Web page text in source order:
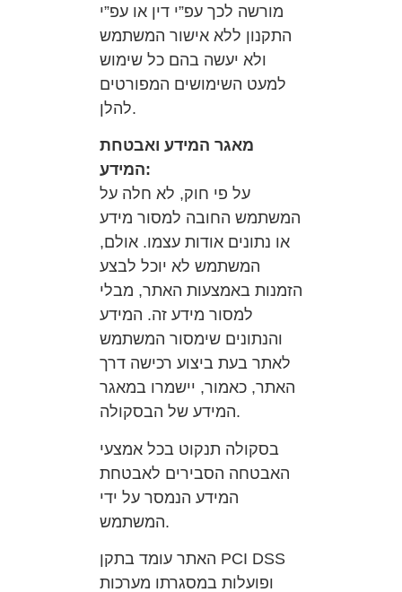
מורשה לכך עפ”י דין או עפ”י
התקנון ללא אישור המשתמש
ולא יעשה בהם כל שימוש
למעט השימושים המפורטים
להלן.
מאגר המידע ואבטחת
המידע:
על פי חוק, לא חלה על
המשתמש החובה למסור מידע
או נתונים אודות עצמו. אולם,
המשתמש לא יוכל לבצע
הזמנות באמצעות האתר, מבלי
למסור מידע זה. המידע
והנתונים שימסור המשתמש
לאתר בעת ביצוע רכישה דרך
האתר, כאמור, יישמרו במאגר
המידע של הבסקולה.
בסקולה תנקוט בכל אמצעי
האבטחה הסבירים לאבטחת
המידע הנמסר על ידי
המשתמש.
האתר עומד בתקן PCI DSS
ופועלות במסגרתו מערכות